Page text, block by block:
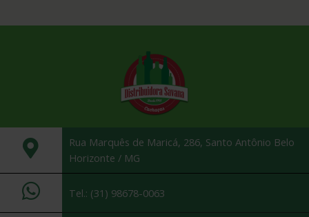
Rua Marquês de Maricá, 286, Santo Antônio Belo
Horizonte / MG
Tel.: (31) 98678-0063